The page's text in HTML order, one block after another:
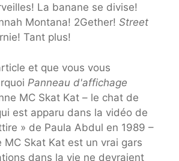
La banane se divise!
Montana! 2Gether! Street
Tant plus!
et que vous vous
Panneau d'affichage
MC Skat Kat – le chat de
est apparu dans la vidéo de
» de Paula Abdul en 1989 –
MC Skat Kat est un vrai gars
dans la vie ne devraient